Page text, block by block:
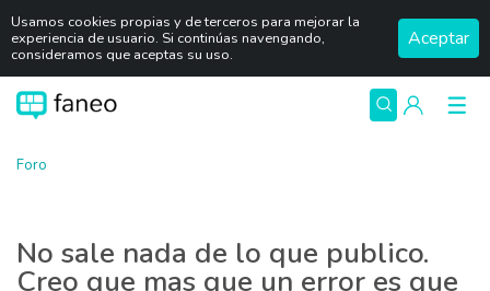
Usamos cookies propias y de terceros para mejorar la
experiencia de usuario. Si continúas navengando,
consideramos que aceptas su uso.
Aceptar
Foro
No sale nada de lo que publico.
Creo que mas que un error es que